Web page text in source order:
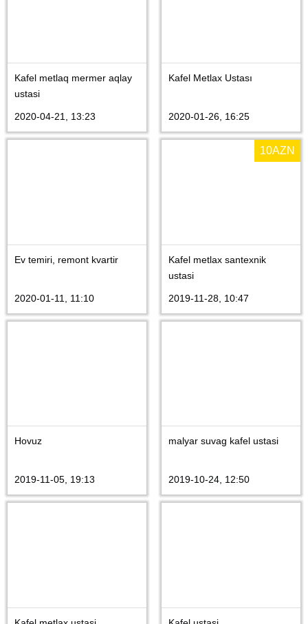
Kafel metlaq mermer aqlay
ustasi
2020-04-21, 13:23
Kafel Metlax Ustası
2020-01-26, 16:25
Ev temiri, remont kvartir
2020-01-11, 11:10
10AZN
Kafel metlax santexnik
ustasi
2019-11-28, 10:47
Hovuz
2019-11-05, 19:13
malyar suvag kafel ustasi
2019-10-24, 12:50